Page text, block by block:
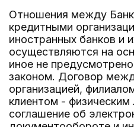
Отношения между
кредитными
иностранных банков и
осуществляются на
иное не
законом. Договор
организацией,
клиентом -
соглашение об